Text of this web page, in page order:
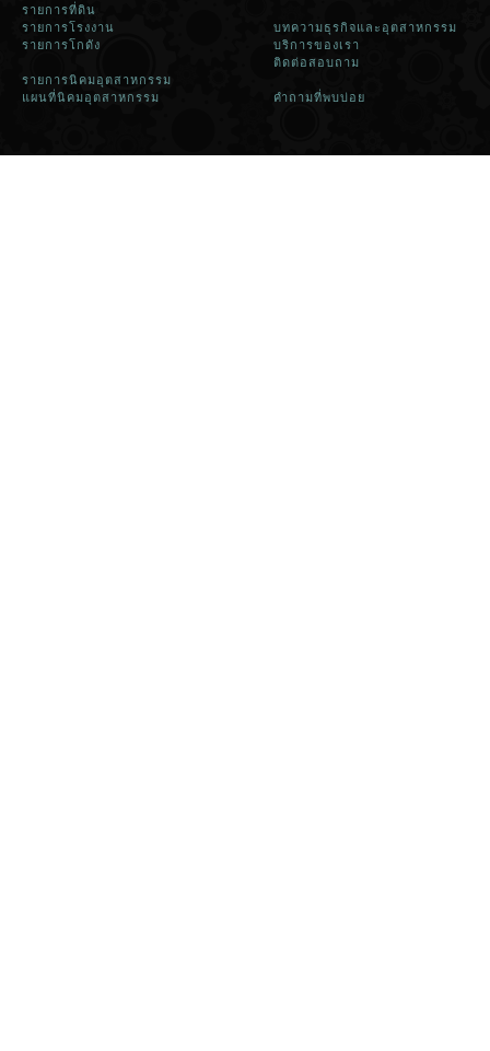
รายการที่ดิน
รายการโรงงาน
รายการโกดัง
รายการนิคมอุตสาหกรรม
แผนที่นิคมอุตสาหกรรม
บทความธุรกิจและอุตสาหกรรม
บริการของเรา
ติดต่อสอบถาม
คำถามที่พบบ่อย